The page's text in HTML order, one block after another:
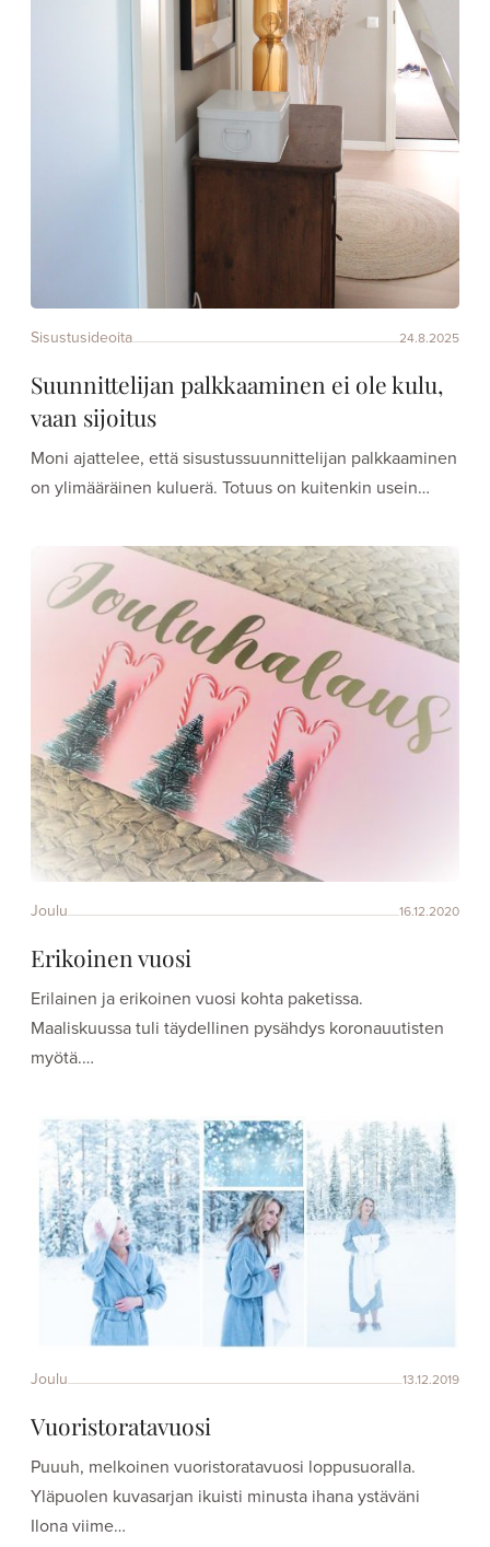
Sisustusideoita 24.8.2025
Suunnittelijan palkkaaminen ei ole kulu,
vaan sijoitus
Moni ajattelee, että sisustussuunnittelijan palkkaaminen
on ylimääräinen kuluerä. Totuus on kuitenkin usein…
Joulu 16.12.2020
Erikoinen vuosi
Erilainen ja erikoinen vuosi kohta paketissa.
Maaliskuussa tuli täydellinen pysähdys koronauutisten
myötä.…
Joulu 13.12.2019
Vuoristoratavuosi
Puuuh, melkoinen vuoristoratavuosi loppusuoralla.
Yläpuolen kuvasarjan ikuisti minusta ihana ystäväni
Ilona viime…